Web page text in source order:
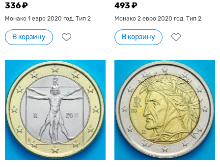
336 ₽
Монако 1 евро 2020 год. Тип 2
В корзину
493 ₽
Монако 2 евро 2020 год. Тип 2
В корзину